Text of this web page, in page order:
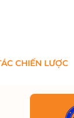
CHIẾN LƯỢC